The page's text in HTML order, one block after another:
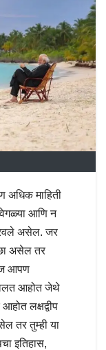
माहिती
आणि न
असेल. जर
असेल तर
आपण
आहोत जेथे
लक्षद्वीप
तर तुम्ही या
इतिहास,